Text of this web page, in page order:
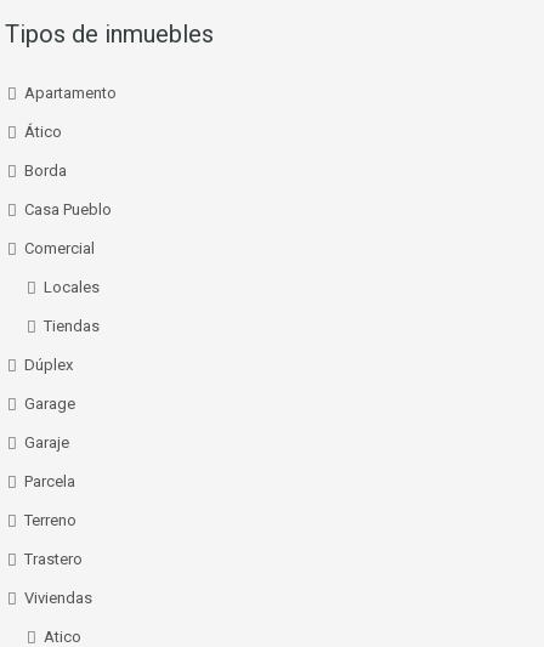
Tipos de inmuebles
Apartamento
Ático
Borda
Casa Pueblo
Comercial
Locales
Tiendas
Dúplex
Garage
Garaje
Parcela
Terreno
Trastero
Viviendas
Atico